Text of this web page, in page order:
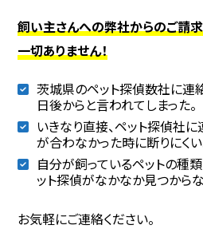
飼い主さんへの弊社からのご請求
一切ありません！
茨城県のペット探偵数社に連
日後からと言われてしまった。
いきなり直接、ペット探偵社に
が合わなかった時に断りにくい
自分が飼っているペットの種
ット探偵がなかなか見つからな
お気軽にご連絡ください。